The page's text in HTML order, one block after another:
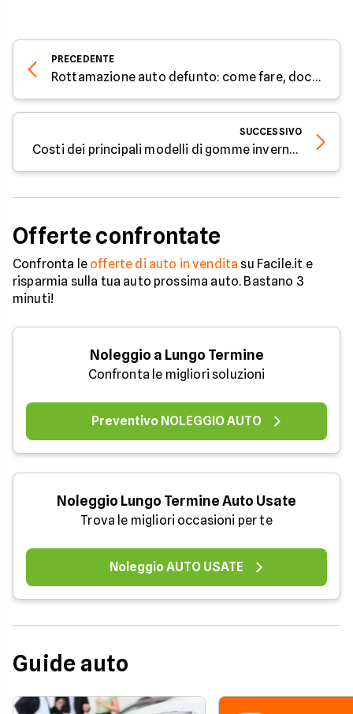
PRECEDENTE
Rottamazione auto defunto: come fare, documentazione e costi
SUCCESSIVO
Costi dei principali modelli di gomme invernali
Offerte confrontate
Confronta le offerte di auto in vendita su Facile.it e
risparmia sulla tua auto prossima auto. Bastano 3
minuti!
Noleggio a Lungo Termine
Confronta le migliori soluzioni
Preventivo NOLEGGIO AUTO
Noleggio Lungo Termine Auto Usate
Trova le migliori occasioni per te
Noleggio AUTO USATE
Guide auto